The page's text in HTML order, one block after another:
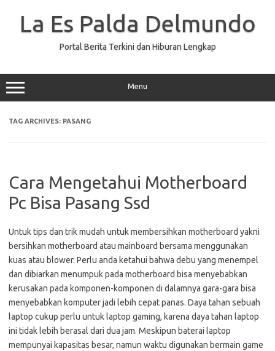
La Es Palda Delmundo
Portal Berita Terkini dan Hiburan Lengkap
Menu
TAG ARCHIVES: PASANG
Cara Mengetahui Motherboard
Pc Bisa Pasang Ssd
Untuk tips dan trik mudah untuk membersihkan motherboard yakni
bersihkan motherboard atau mainboard bersama menggunakan
kuas atau blower. Perlu anda ketahui bahwa debu yang menempel
dan dibiarkan menumpuk pada motherboard bisa menyebabkan
kerusakan pada komponen-komponen di dalamnya gara-gara bisa
menyebabkan komputer jadi lebih cepat panas. Daya tahan sebuah
laptop cukup perlu untuk laptop gaming, karena daya tahan laptop
ini tidak lebih berasal dari dua jam. Meskipun baterai laptop
mempunyai kapasitas besar, namun waktu digunakan bermain game